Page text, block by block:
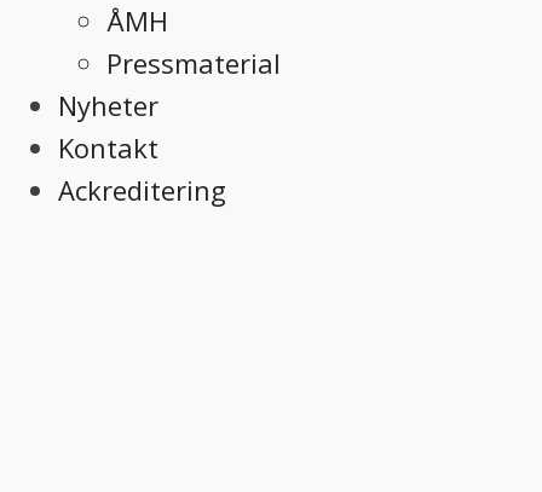
ÅMH
Pressmaterial
Nyheter
Kontakt
Ackreditering